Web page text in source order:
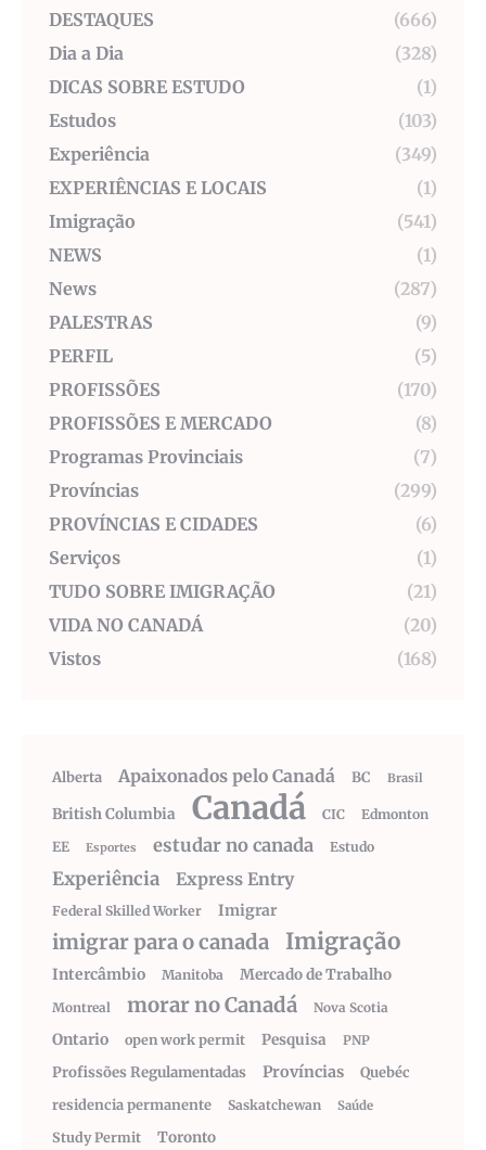
DESTAQUES
(666)
Dia a Dia
(328)
DICAS SOBRE ESTUDO
(1)
Estudos
(103)
Experiência
(349)
EXPERIÊNCIAS E LOCAIS
(1)
Imigração
(541)
NEWS
(1)
News
(287)
PALESTRAS
(9)
PERFIL
(5)
PROFISSÕES
(170)
PROFISSÕES E MERCADO
(8)
Programas Provinciais
(7)
Províncias
(299)
PROVÍNCIAS E CIDADES
(6)
Serviços
(1)
TUDO SOBRE IMIGRAÇÃO
(21)
VIDA NO CANADÁ
(20)
Vistos
(168)
Alberta Apaixonados pelo Canadá BC Brasil
British Columbia Canadá CIC
Edmonton
EE
Esportes estudar no canada Estudo
Experiência Express Entry
Federal Skilled Worker Imigrar
imigrar para o canada Imigração
Intercâmbio Manitoba Mercado de Trabalho
Montreal morar no Canadá Nova Scotia
Ontario open work permit Pesquisa PNP
Profissões Regulamentadas Províncias
Quebéc
residencia permanente
Saskatchewan Saúde
Study Permit Toronto